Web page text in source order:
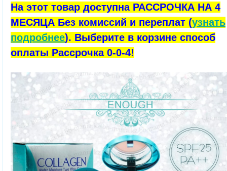
На этот товар доступна РАССРОЧКА НА 4
МЕСЯЦА Без комиссий и переплат (узнать
подробнее). Выберите в корзине способ
оплаты Рассрочка 0-0-4!